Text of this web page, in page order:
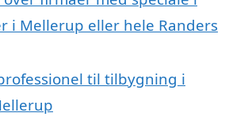
i Mellerup eller hele Randers
til tilbygning i